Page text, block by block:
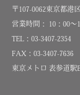
〒107-0062東京都港
営業時間： 10：00～
TEL：03-3407-2354
FAX：03-3407-7636
東京メトロ 表参道駅